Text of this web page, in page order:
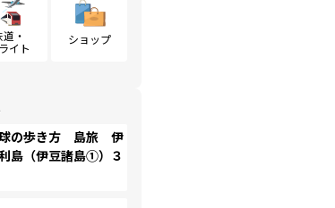
道・
イト
ショップ
の歩き方 島旅 伊
島（伊豆諸島①）３